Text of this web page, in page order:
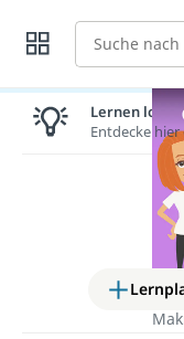
Suche
Lernen lohnt
Entdecke hier